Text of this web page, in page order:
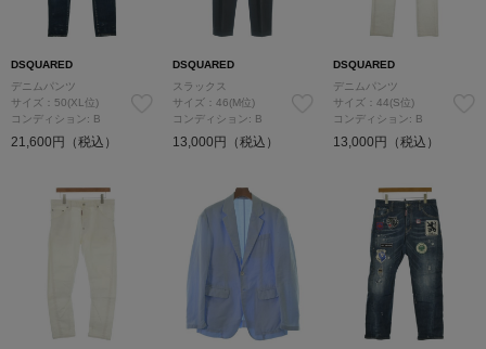
DSQUARED
デニムパンツ
サイズ：50(XL位)
コンディション: B
21,600円（税込）
DSQUARED
スラックス
サイズ：46(M位)
コンディション: B
13,000円（税込）
DSQUARED
デニムパンツ
サイズ：44(S位)
コンディション: B
13,000円（税込）